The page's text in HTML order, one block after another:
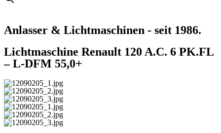
Anlasser & Lichtmaschinen - seit 1986.
Lichtmaschine Renault 120 A.C. 6 PK.FL
– L-DFM 55,0+